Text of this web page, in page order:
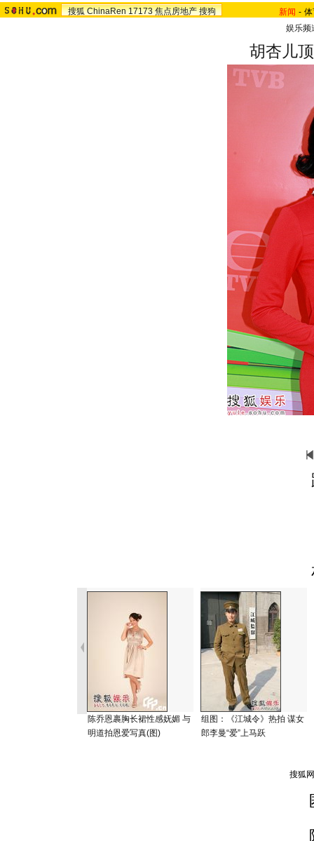
搜狐 ChinaRen 17173 焦点房地产 搜狗 新闻 -
娱乐频
胡杏儿
陈乔恩裹胸长裙性感妩媚 与
明道拍恩爱写真(图)
组图：《江城令》热拍 谋女
郎李曼“爱”上马跃